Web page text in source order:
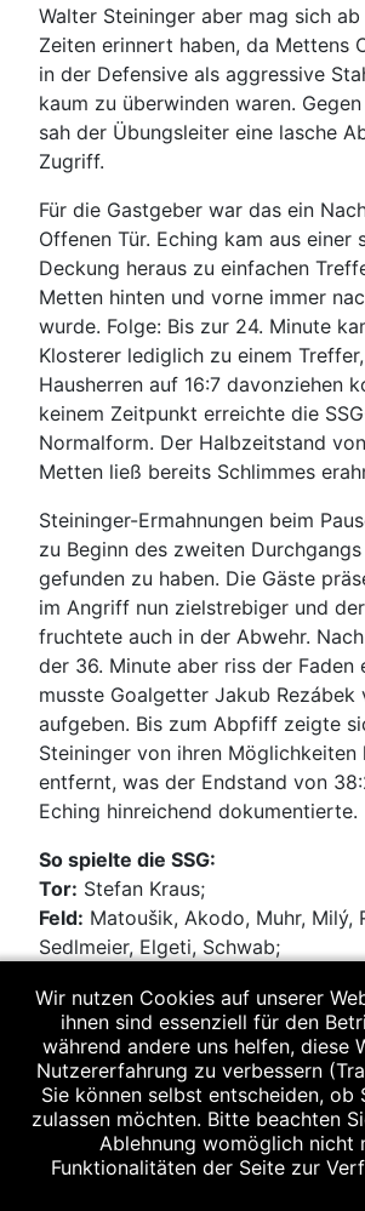
Walter Steininger aber mag sich
Zeiten erinnert haben, da Mettens
in der Defensive als aggressive
kaum zu überwinden waren.
sah der Übungsleiter eine lasche
Zugriff.
Für die Gastgeber war das ein
Offenen Tür. Eching kam aus einer
Deckung heraus zu einfachen
Metten hinten und vorne immer
wurde. Folge: Bis zur 24. Minute
Klosterer lediglich zu einem
Hausherren auf 16:7 davonziehen
keinem Zeitpunkt erreichte die
Normalform. Der Halbzeitstand
Metten ließ bereits Schlimmes
Steininger-Ermahnungen beim
zu Beginn des zweiten
gefunden zu haben. Die Gäste
im Angriff nun zielstrebiger und
fruchtete auch in der Abwehr.
der 36. Minute aber riss der Faden
musste Goalgetter Jakub Rezábek
aufgeben. Bis zum Abpfiff zeigte
Steininger von ihren Möglichkeiten
entfernt, was der Endstand von
Eching hinreichend dokumentierte.
So spielte die SSG:
Tor: Stefan Kraus;
Feld: Matoušik, Akodo, Muhr, Milý,
Sedlmeier, Elgeti, Schwab;
verwandelter 7-Meter-Strafwurf),
(4), Brian Akodo (3), Florian
Matthies Elgeti (2), Vincent Muhr
(1).
Das nächste Spiel:Samstag, 12.
Uhr, Heimspiel gegen HC Donau/
Wir nutzen Cookies auf unserer
ihnen sind essenziell für den
während andere uns helfen, diese
Nutzererfahrung zu verbessern
Sie können selbst entscheiden, ob
zulassen möchten. Bitte beachten
Ablehnung womöglich nicht
Funktionalitäten der Seite zur